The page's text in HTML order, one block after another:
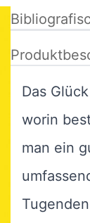
Das
worin
man ein